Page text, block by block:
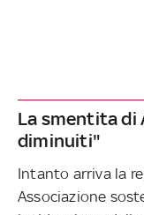
La smentita di
diminuiti"
Intanto arriva la
Associazione